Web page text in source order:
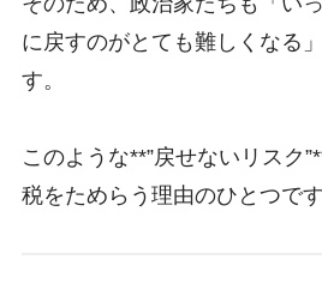
に戻すのがとても難しくなる
す。
このような**”戻せないリスク
税をためらう理由のひとつです